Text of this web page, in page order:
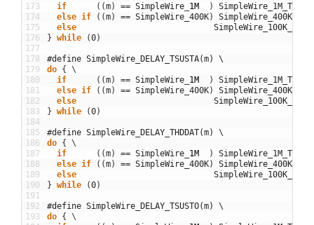
173
174
175
176
177
178
179
180
181
182
183
184
185
186
187
188
189
190
191
192
193
if
( (m) == SimpleWire 1M ) SimpleWire_1M_THIGH
else if ( (m) == SimpleWire_400K)
else
} while (0)
#define SimpleWire_DELAY_TSUSTA(m) \
do {
\
if
( (m) == SimpleWire 1M )
else if ( (m) == SimpleWire_400K)
else
} while (0)
#define SimpleWire_DELAY_THDDAT(m) \
do {
\
if
( (m) == SimpleWire 1M )
else if ( (m) == SimpleWire_400K)
else
} while (0)
#define SimpleWire_DELAY_TSUSTO(m) \
do {
\